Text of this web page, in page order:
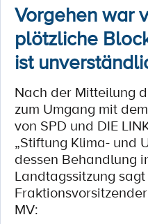
Vorgehen war
plötzliche
ist
Nach der Mitteilung
zum Umgang mit
von SPD und DIE
„Stiftung Klima- und
dessen Behandlung
Landtagssitzung
MV: